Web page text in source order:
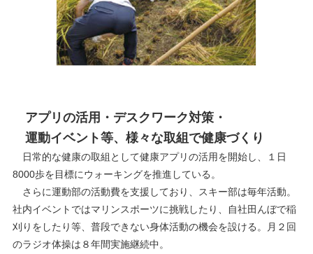
アプリの活用・デスクワーク対策・
運動イベント等、様々な取組で健康づくり
日常的な健康の取組として健康アプリの活用を開始し、１日
8000歩を目標にウォーキングを推進している。
さらに運動部の活動費を支援しており、スキー部は毎年活動。
社内イベントではマリンスポーツに挑戦したり、自社田んぼで稲
刈りをしたり等、普段できない身体活動の機会を設ける。月２回
のラジオ体操は８年間実施継続中。